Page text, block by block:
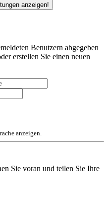
anzeigen!
Benutzern abgegeben
erstellen Sie einen neuen
anzeigen.
Sie voran und teilen Sie Ihre